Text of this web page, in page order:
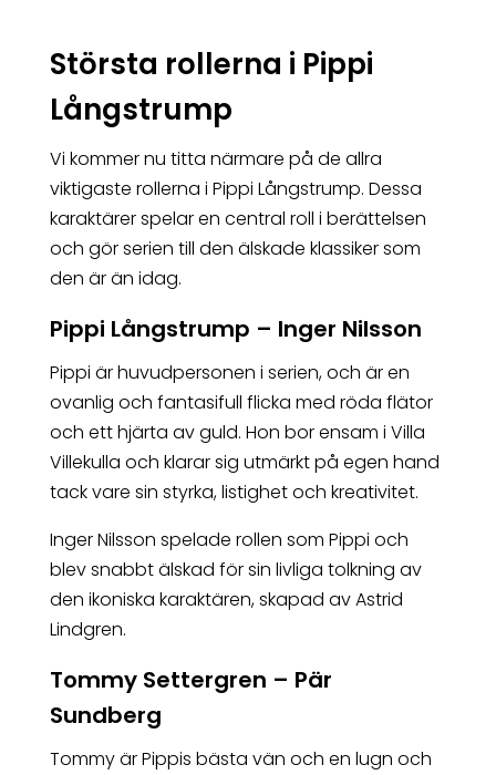
Största rollerna i Pippi
Långstrump
Vi kommer nu titta närmare på de allra
viktigaste rollerna i Pippi Långstrump. Dessa
karaktärer spelar en central roll i berättelsen
och gör serien till den älskade klassiker som
den är än idag.
Pippi Långstrump – Inger Nilsson
Pippi är huvudpersonen i serien, och är en
ovanlig och fantasifull flicka med röda flätor
och ett hjärta av guld. Hon bor ensam i Villa
Villekulla och klarar sig utmärkt på egen hand
tack vare sin styrka, listighet och kreativitet.
Inger Nilsson spelade rollen som Pippi och
blev snabbt älskad för sin livliga tolkning av
den ikoniska karaktären, skapad av Astrid
Lindgren.
Tommy Settergren – Pär
Sundberg
Tommy är Pippis bästa vän och en lugn och